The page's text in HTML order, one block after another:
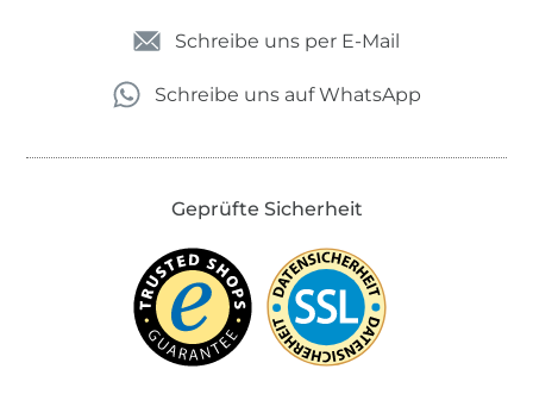
Schreibe uns per E-Mail
Schreibe uns auf WhatsApp
Geprüfte Sicherheit